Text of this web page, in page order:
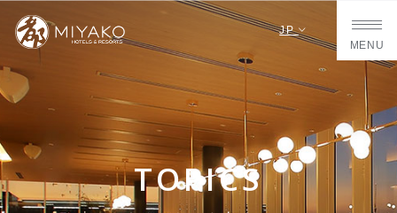
JP
MENU
TOPICS